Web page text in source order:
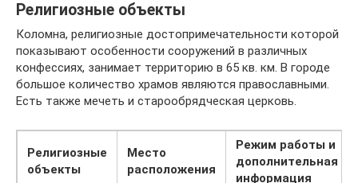
Религиозные объекты
Коломна, религиозные достопримечательности которой
показывают особенности сооружений в различных
конфессиях, занимает территорию в 65 кв. км. В городе
большое количество храмов являются православными.
Есть также мечеть и старообрядческая церковь.
Религиозные
объекты
Место
расположения
Режим работы и
дополнительная
информация